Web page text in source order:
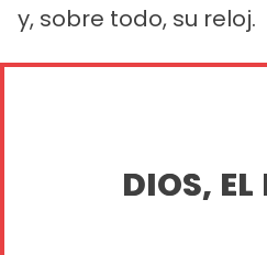
y, sobre todo, su reloj.
DIOS, EL